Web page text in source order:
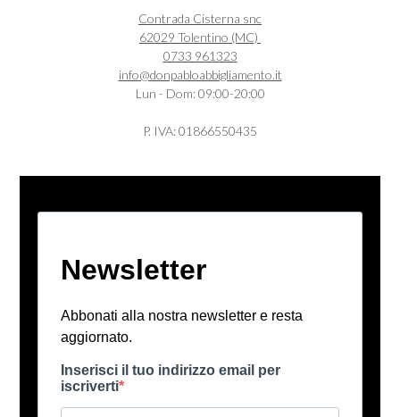
Contrada Cisterna snc
62029 Tolentino (MC)
0733 961323
info@donpabloabbigliamento.it
Lun - Dom: 09:00-20:00
P. IVA: 01866550435